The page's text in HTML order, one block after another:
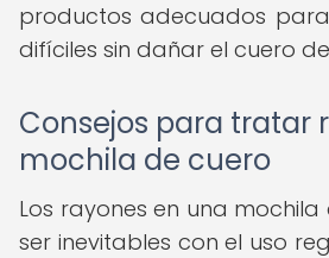
productos adecuados
difíciles sin dañar el cuero
Consejos para tratar
mochila de cuero
Los rayones en una
ser inevitables con el uso